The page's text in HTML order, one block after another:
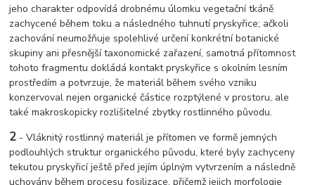
jeho charakter odpovídá drobnému úlomku vegetační tkáně
zachycené během toku a následného tuhnutí pryskyřice; ačkoli
zachování neumožňuje spolehlivé určení konkrétní botanické
skupiny ani přesnější taxonomické zařazení, samotná přítomnost
tohoto fragmentu dokládá kontakt pryskyřice s okolním lesním
prostředím a potvrzuje, že materiál během svého vzniku
konzervoval nejen organické částice rozptýlené v prostoru, ale
také makroskopicky rozlišitelné zbytky rostlinného původu.
2 - Vláknitý rostlinný materiál je přítomen ve formě jemných
podlouhlých struktur organického původu, které byly zachyceny
tekutou pryskyřicí ještě před jejím úplným vytvrzením a následně
uchovány během procesu fosilizace, přičemž jejich morfologie